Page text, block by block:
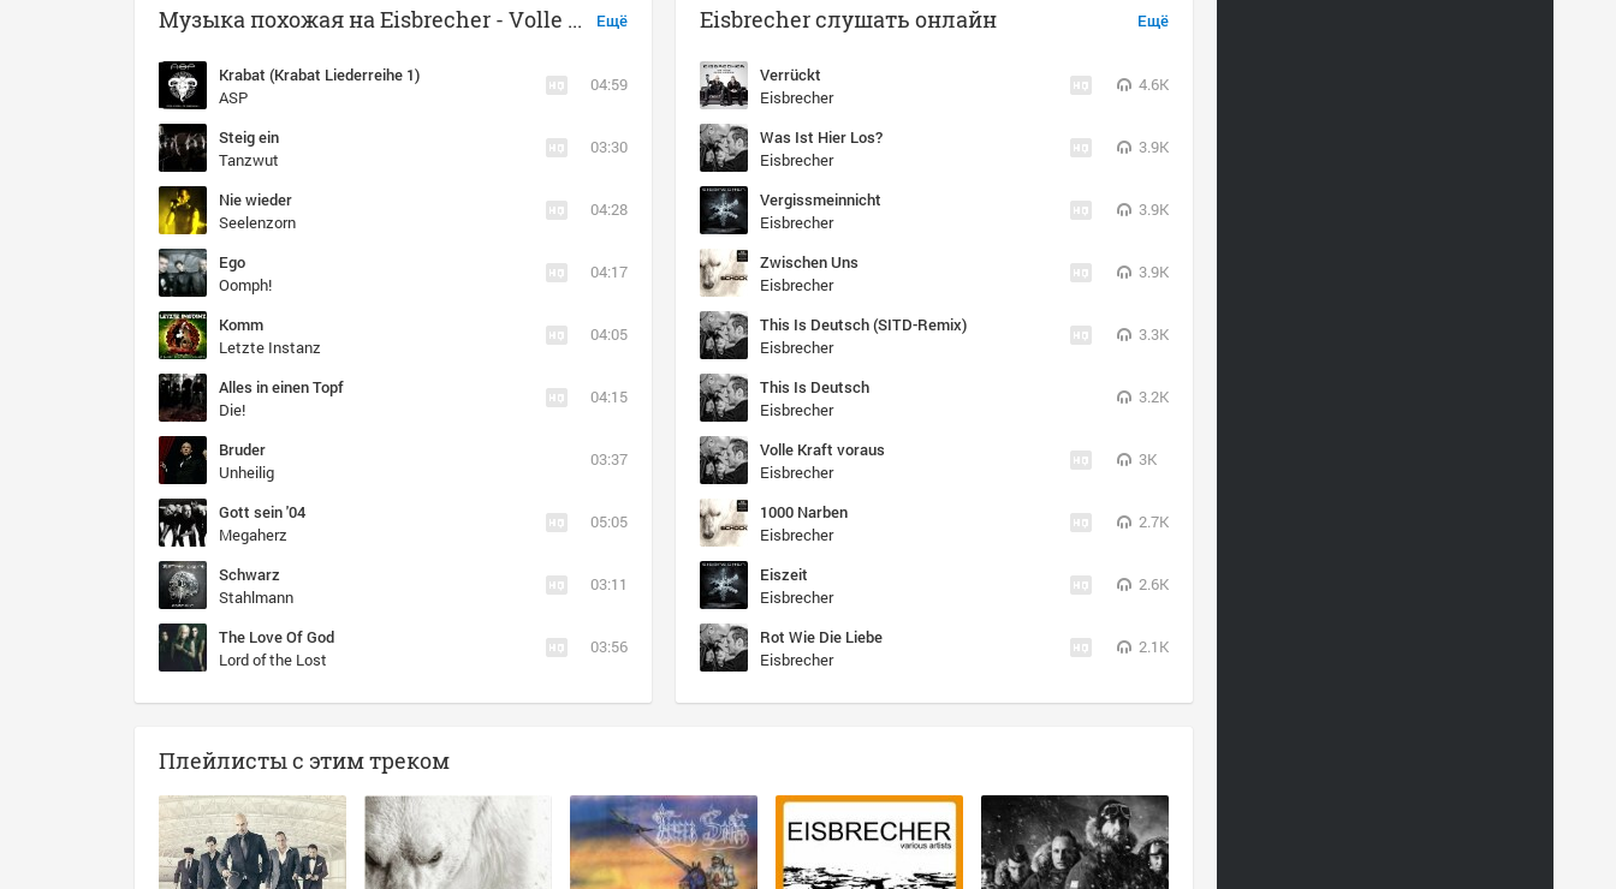
Ещё
Музыка похожая на Eisbrecher - Volle Kraft voraus
Krabat (Krabat Liederreihe 1)
ASP
04:59
Steig ein
Tanzwut
03:30
Nie wieder
Seelenzorn
04:28
Ego
Oomph!
04:17
Komm
Letzte Instanz
04:05
Alles in einen Topf
Die!
04:15
Bruder
Unheilig
03:37
Gott sein '04
Megaherz
05:05
Schwarz
Stahlmann
03:11
The Love Of God
Lord of the Lost
03:56
Ещё
Eisbrecher слушать онлайн
Verrückt
Eisbrecher
4.6K
Was Ist Hier Los?
Eisbrecher
3.9K
Vergissmeinnicht
Eisbrecher
3.9K
Zwischen Uns
Eisbrecher
3.9K
This Is Deutsch (SITD-Remix)
Eisbrecher
3.3K
This Is Deutsch
Eisbrecher
3.2K
Volle Kraft voraus
Eisbrecher
3K
1000 Narben
Eisbrecher
2.7K
Eiszeit
Eisbrecher
2.6K
Rot Wie Die Liebe
Eisbrecher
2.1K
Плейлисты с этим треком